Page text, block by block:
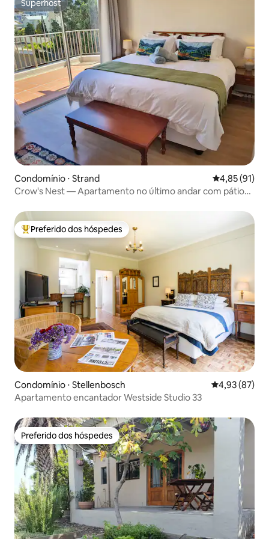
Superhost
Superhost
Condomínio ⋅ Strand 4,85 de uma
4,85 (91)
Crow's Nest — Apartamento no último andar com pátio
Entre os melhores preferidos dos hóspedes
Preferido dos hóspedes
Condomínio ⋅ Stellenbosch 4,93 de uma
4,93 (87)
Apartamento encantador Westside Studio 33
Preferido dos hóspedes
Preferido dos hóspedes